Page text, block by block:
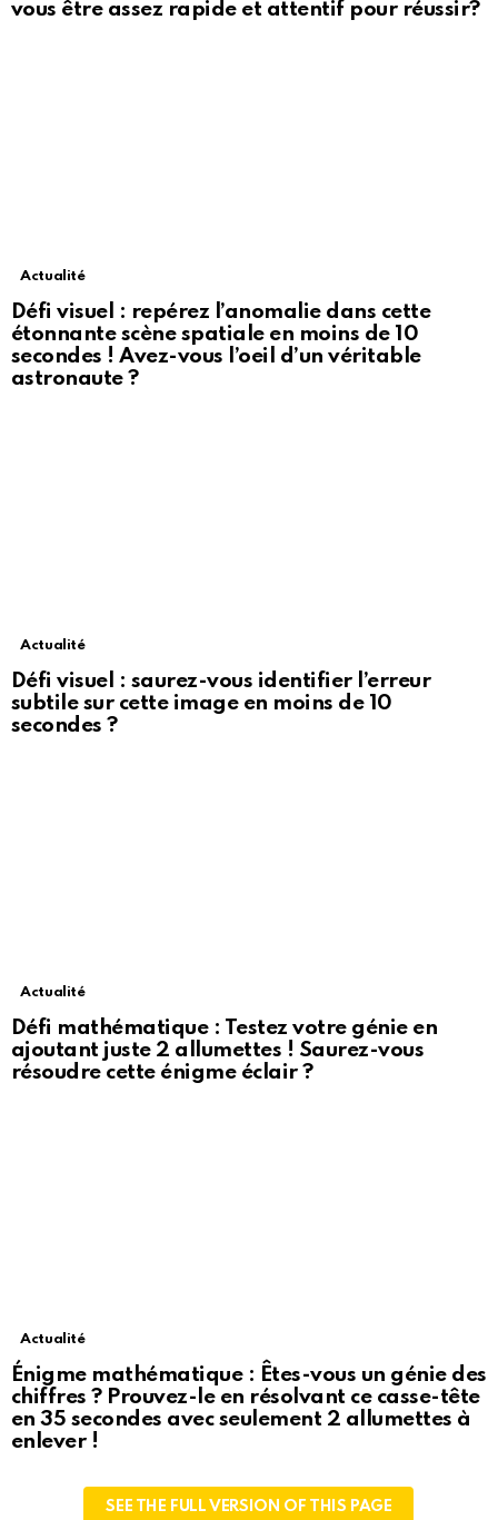
vous être assez rapide et attentif pour réussir?
Actualité
Défi visuel : repérez l’anomalie dans cette
étonnante scène spatiale en moins de 10
secondes ! Avez-vous l’oeil d’un véritable
astronaute ?
Actualité
Défi visuel : saurez-vous identifier l’erreur
subtile sur cette image en moins de 10
secondes ?
Actualité
Défi mathématique : Testez votre génie en
ajoutant juste 2 allumettes ! Saurez-vous
résoudre cette énigme éclair ?
Actualité
Énigme mathématique : Êtes-vous un génie des
chiffres ? Prouvez-le en résolvant ce casse-tête
en 35 secondes avec seulement 2 allumettes à
enlever !
SEE THE FULL VERSION OF THIS PAGE